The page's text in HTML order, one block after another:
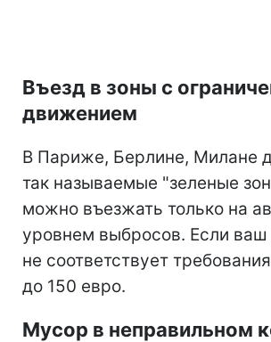
Въезд в зоны с
движением
В Париже, Берлине, Милане
так называемые "зеленые
можно въезжать только на
уровнем выбросов. Если ваш
не соответствует
до 150 евро.
Мусор в неправильном